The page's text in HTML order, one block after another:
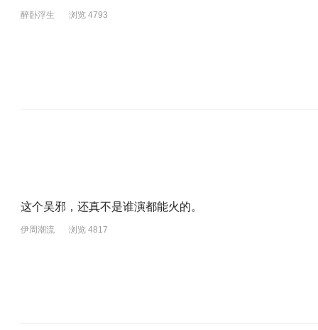
醉卧浮生 浏览 4793
这个吴邪，还真不是谁演都能火的。
伊周潮流 浏览 4817